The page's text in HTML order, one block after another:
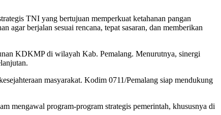
TNI yang bertujuan memperkuat ketahanan pangan
agar berjalan sesuai rencana, tepat sasaran, dan memberikan
KDKMP di wilayah Kab. Pemalang. Menurutnya, sinergi
masyarakat. Kodim 0711/Pemalang siap mendukung
mengawal program-program strategis pemerintah, khususnya di